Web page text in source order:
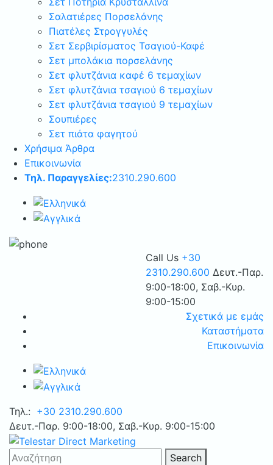
Σαλατιέρες Πορσελάνης
Πιατέλες Στρογγυλές
Σετ Σερβιρίσματος Τσαγιού-Καφέ
Σετ μπολάκια πορσελάνης
Σετ φλυτζάνια καφέ 6 τεμαχίων
Σετ φλυτζάνια τσαγιού 6 τεμαχίων
Σετ φλυτζάνια τσαγιού 9 τεμαχίων
Σουπιέρες
Σετ πιάτα φαγητού
Χρήσιμα Άρθρα
Επικοινωνία
Τηλ. Παραγγελίες:2310.290.600
Call Us +30
2310.290.600 Δευτ.-Παρ.
9:00-18:00, Σαβ.-Κυρ.
9:00-15:00
Σχετικά με εμάς
Καταστήματα
Επικοινωνία
Τηλ.: +30 2310.290.600
Δευτ.-Παρ. 9:00-18:00, Σαβ.-Κυρ. 9:00-15:00
Search